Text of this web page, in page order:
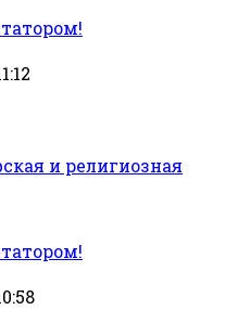
и религиозная